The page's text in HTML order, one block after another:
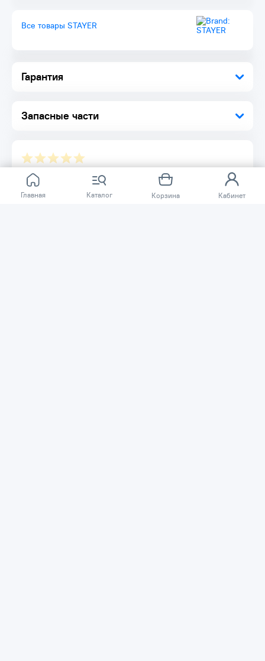
Главная Каталог Корзина Кабинет
Гарантия
Запасные части
Все товары STAYER
Отзывов ещё нет.
Расскажите о товаре, который приобрели у нас.